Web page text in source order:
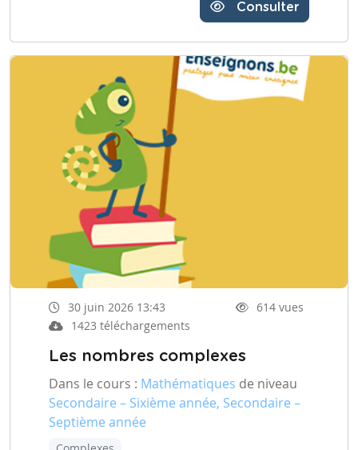
Consulter
30 juin 2026 13:43
614 vues
1423 téléchargements
Les nombres complexes
Dans le cours : Mathématiques de niveau
Secondaire – Sixième année, Secondaire –
Septième année